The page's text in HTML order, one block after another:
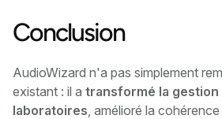
Conclusion
AudioWizard n'a pas simplement
existant : il a transformé la gestion
laboratoires, amélioré la